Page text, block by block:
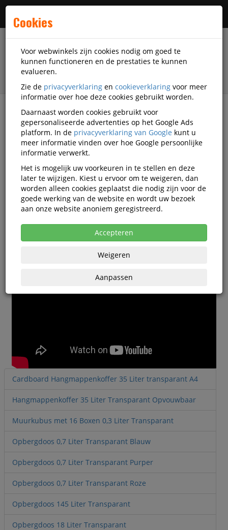
Alle categorieën
Hangmap opbergsystemen
Alle video's
Cardboard Hangmappenkoffer 35 Liter transparant A4
Hangmappenkoffer 35 Liter Transparant Opvouwbaar
Muurkubus met 16 Boxen 0,3 Liter Transparant
Opbergdoos 0,7 Liter Transparant Blauw
Opbergdoos 0,7 Liter Transparant Purper
Opbergdoos 0,7 Liter Transparant Roze
Opbergdoos 145 Liter Transparant
Opbergdoos 18 Liter Transparant
Cookies
Voor webwinkels zijn cookies nodig om goed te
kunnen functioneren en de prestaties te kunnen
evalueren.
Zie de privacyverklaring en cookieverklaring voor meer
informatie over hoe deze cookies gebruikt worden.
Daarnaast worden cookies gebruikt voor
gepersonaliseerde advertenties op het Google Ads
platform. In de privacyverklaring van Google kunt u
meer informatie vinden over hoe Google persoonlijke
informatie verwerkt.
Het is mogelijk uw voorkeuren in te stellen en deze
later te wijzigen. Kiest u ervoor om te weigeren, dan
worden alleen cookies geplaatst die nodig zijn voor de
goede werking van de website en wordt uw bezoek
aan onze website anoniem geregistreerd.
Accepteren
Weigeren
Aanpassen